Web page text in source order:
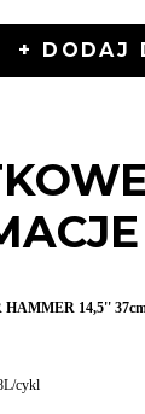
+ DODAJ
14,5''
cykl